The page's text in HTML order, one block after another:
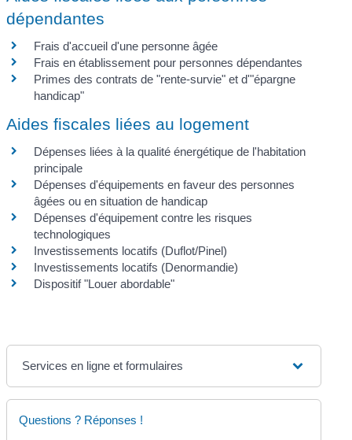
dépendantes
Frais d'accueil d'une personne âgée
Frais en établissement pour personnes dépendantes
Primes des contrats de "rente-survie" et d'"épargne
handicap"
Aides fiscales liées au logement
Dépenses liées à la qualité énergétique de l'habitation
principale
Dépenses d'équipements en faveur des personnes
âgées ou en situation de handicap
Dépenses d'équipement contre les risques
technologiques
Investissements locatifs (Duflot/Pinel)
Investissements locatifs (Denormandie)
Dispositif "Louer abordable"
Services en ligne et formulaires
Questions ? Réponses !